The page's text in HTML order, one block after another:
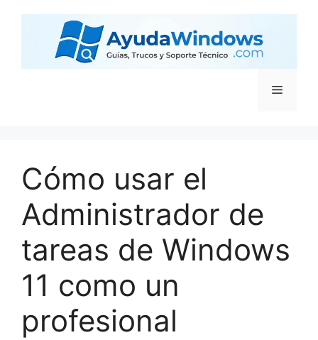
Cómo usar el
Administrador de
tareas de Windows
11 como un
profesional